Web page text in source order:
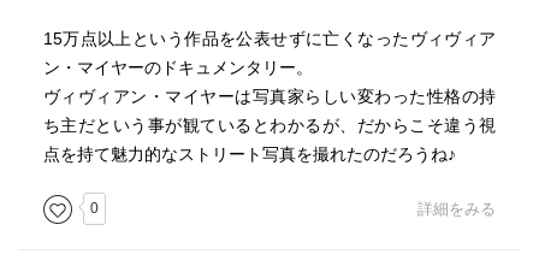
15万点以上という作品を公表せずに亡くなったヴィヴィア
ン・マイヤーのドキュメンタリー。
ヴィヴィアン・マイヤーは写真家らしい変わった性格の持
ち主だという事が観ているとわかるが、だからこそ違う視
点を持て魅力的なストリート写真を撮れたのだろうね♪
0 詳細をみる